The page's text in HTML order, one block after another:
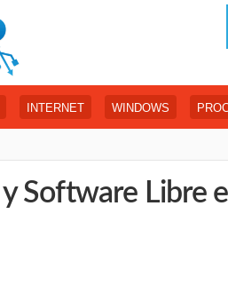
INTERNET WINDOWS
Software Libre